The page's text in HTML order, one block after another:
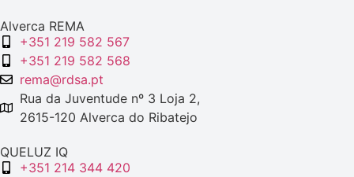
Alverca REMA
+351 219 582 567
+351 219 582 568
rema@rdsa.pt
Rua da Juventude nº 3 Loja 2,
2615-120 Alverca do Ribatejo
QUELUZ IQ
+351 214 344 420